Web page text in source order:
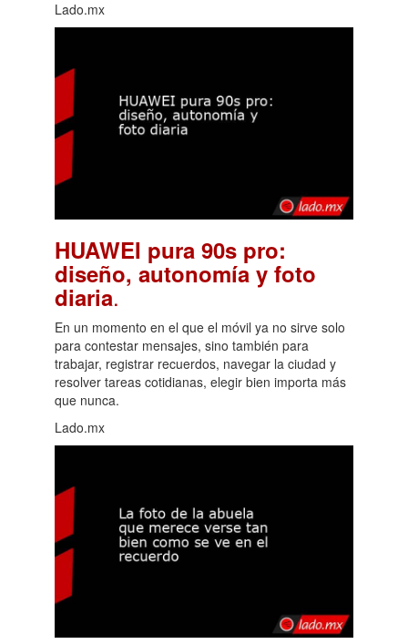
Lado.mx
HUAWEI pura 90s pro:
diseño, autonomía y foto
diaria.
En un momento en el que el móvil ya no sirve solo
para contestar mensajes, sino también para
trabajar, registrar recuerdos, navegar la ciudad y
resolver tareas cotidianas, elegir bien importa más
que nunca.
Lado.mx